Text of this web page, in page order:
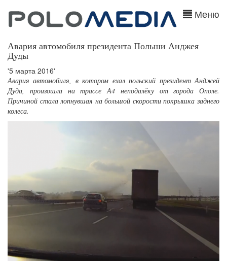
Меню
Авария автомобиля президента Польши Анджея
Дуды
'5 марта 2016'
Авария автомобиля, в котором ехал польский президент Анджей
Дуда, произошла на трассе А4 неподалёку от города Ополе.
Причиной стала лопнувшая на большой скорости покрышка заднего
колеса.